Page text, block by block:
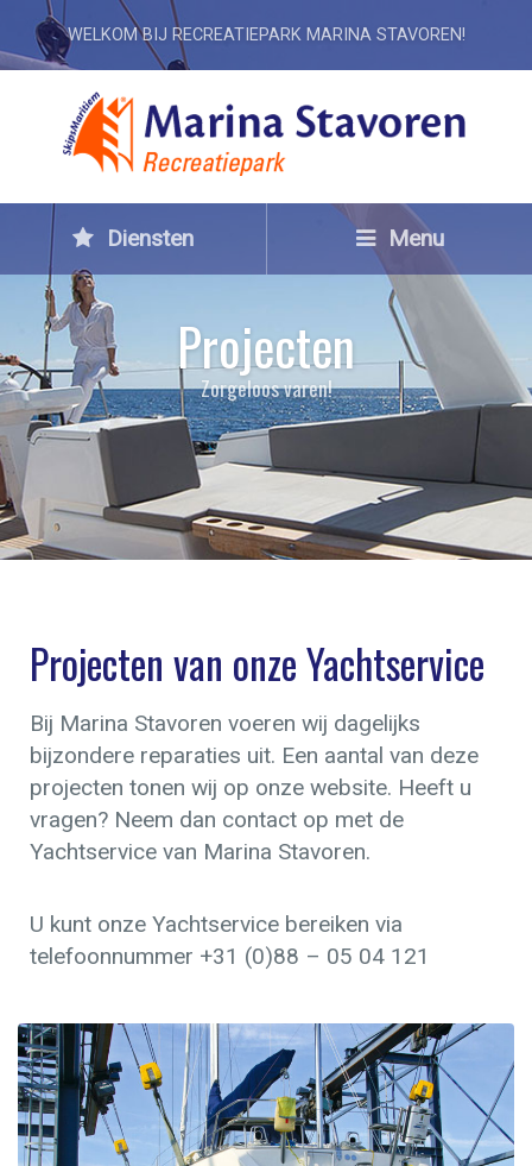
WELKOM BIJ RECREATIEPARK MARINA STAVOREN!
Diensten Menu
Projecten
Zorgeloos varen!
Projecten van onze Yachtservice
Bij Marina Stavoren voeren wij dagelijks
bijzondere reparaties uit. Een aantal van deze
projecten tonen wij op onze website. Heeft u
vragen? Neem dan contact op met de
Yachtservice van Marina Stavoren.
U kunt onze Yachtservice bereiken via
telefoonnummer +31 (0)88 – 05 04 121